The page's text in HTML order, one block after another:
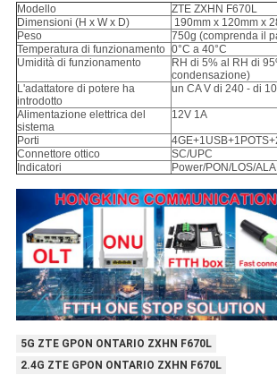
Modello
ZTE ZXHN F670L
Dimensioni (H x W x D)
190mm x 120mm x
Peso
750g (comprenda il
Temperatura di funzionamento 0°C a 40°C
Umidità di funzionamento
RH di 5% al RH di
condensazione)
L'adattatore di potere ha
introdotto
un CA V di 240 - di
Alimentazione elettrica del
sistema
12V 1A
Porti
Connettore ottico
SC/UPC
Indicatori
Power/PON/LOS/
5G ZTE GPON ONTARIO ZXHN F670L
2.4G ZTE GPON ONTARIO ZXHN F670L